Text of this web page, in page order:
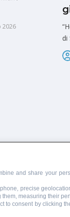
2026
di
and share your
precise
measuring their
consent by clicking